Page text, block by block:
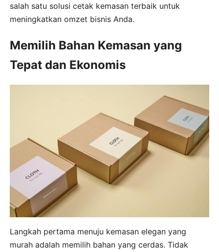
salah satu solusi cetak kemasan terbaik untuk
meningkatkan omzet bisnis Anda.
Memilih Bahan Kemasan yang
Tepat dan Ekonomis
Langkah pertama menuju kemasan elegan yang
murah adalah memilih bahan yang cerdas. Tidak